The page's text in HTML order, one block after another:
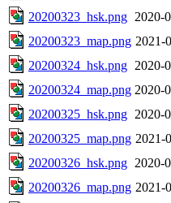
20200323_hsk.png 2020-
20200323_map.png 2021-
20200324_hsk.png 2020-
20200324_map.png 2020-
20200325_hsk.png 2020-
20200325_map.png 2021-
20200326_hsk.png 2020-
20200326_map.png 2021-